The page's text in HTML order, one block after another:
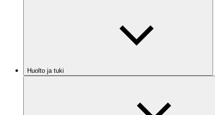
Huolto ja tuki